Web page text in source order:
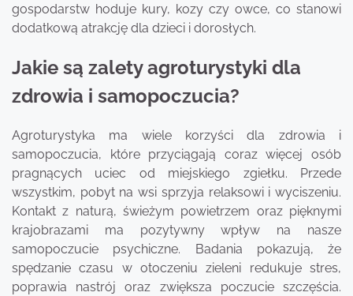
gospodarstw hoduje kury, kozy czy owce, co stanowi
dodatkową atrakcję dla dzieci i dorosłych.
Jakie są zalety agroturystyki dla
zdrowia i samopoczucia?
Agroturystyka ma wiele korzyści dla zdrowia i
samopoczucia, które przyciągają coraz więcej osób
pragnących uciec od miejskiego zgiełku. Przede
wszystkim, pobyt na wsi sprzyja relaksowi i wyciszeniu.
Kontakt z naturą, świeżym powietrzem oraz pięknymi
krajobrazami ma pozytywny wpływ na nasze
samopoczucie psychiczne. Badania pokazują, że
spędzanie czasu w otoczeniu zieleni redukuje stres,
poprawia nastrój oraz zwiększa poczucie szczęścia.